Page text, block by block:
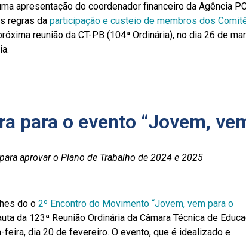
apresentação do coordenador financeiro da Agência
regras da participação e custeio de membros dos
reunião da CT-PB (104ª Ordinária), no dia 26 de
para o evento “Jovem,
aprovar o Plano de Trabalho de 2024 e 2025
do o 2º Encontro do Movimento “Jovem, vem para o
da 123ª Reunião Ordinária da Câmara Técnica de
dia 20 de fevereiro. O evento, que é idealizado e